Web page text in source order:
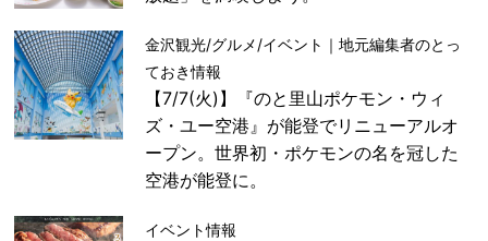
金沢観光/グルメ/イベント｜地元編集者のとっ
ておき情報
【7/7(火)】『のと里山ポケモン・ウィ
ズ・ユー空港』が能登でリニューアルオ
ープン。世界初・ポケモンの名を冠した
空港が能登に。
イベント情報